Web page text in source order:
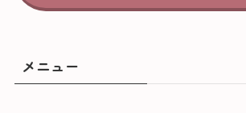
メニュー